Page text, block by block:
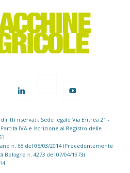
riservati. Sede legale Via Eritrea 21 -
IVA e Iscrizione al Registro delle
n. 65 del 05/03/2014 (Precedentemente
n. 4273 del 07/04/1973)